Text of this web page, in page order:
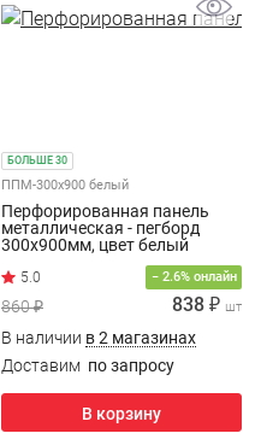
БОЛЬШЕ 30
ППМ-300х900 белый
Перфорированная панель
металлическая - пегборд
300х900мм, цвет белый
− 2.6% онлайн
860 ₽ 838 ₽ шт
В наличии в 2 магазинах
Доставим по запросу
В корзину